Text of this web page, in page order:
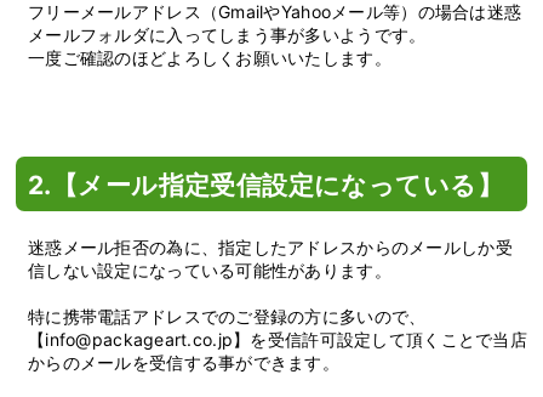
フリーメールアドレス（GmailやYahooメール等）の場合は迷惑
メールフォルダに入ってしまう事が多いようです。
一度ご確認のほどよろしくお願いいたします。
2.【メール指定受信設定になっている】
迷惑メール拒否の為に、指定したアドレスからのメールしか受
信しない設定になっている可能性があります。
特に携帯電話アドレスでのご登録の方に多いので、
【info@packageart.co.jp】を受信許可設定して頂くことで当店
からのメールを受信する事ができます。